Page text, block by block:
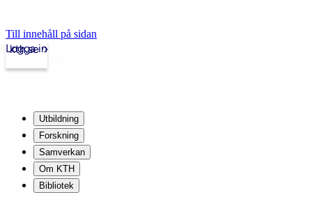
Till innehåll på sidan
kth.se
Logga in
Utbildning
Forskning
Samverkan
Om KTH
Bibliotek